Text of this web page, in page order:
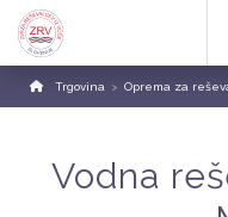
Trgovina > Oprema za
Vodna